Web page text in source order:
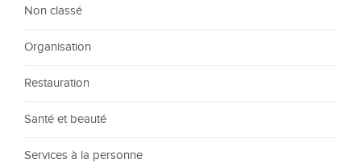
Non classé
Organisation
Restauration
Santé et beauté
Services à la personne